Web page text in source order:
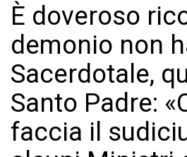
È doveroso
demonio non
Sacerdotale,
Santo Padre:
faccia il